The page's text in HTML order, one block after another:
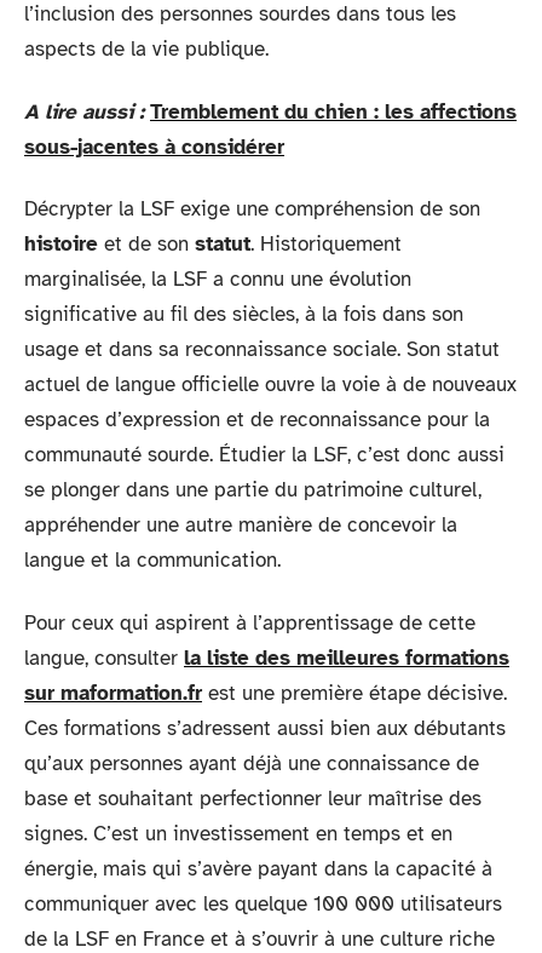
l’inclusion des personnes sourdes dans tous les
aspects de la vie publique.
A lire aussi : Tremblement du chien : les affections
sous-jacentes à considérer
Décrypter la LSF exige une compréhension de son
histoire et de son statut. Historiquement
marginalisée, la LSF a connu une évolution
significative au fil des siècles, à la fois dans son
usage et dans sa reconnaissance sociale. Son statut
actuel de langue officielle ouvre la voie à de nouveaux
espaces d’expression et de reconnaissance pour la
communauté sourde. Étudier la LSF, c’est donc aussi
se plonger dans une partie du patrimoine culturel,
appréhender une autre manière de concevoir la
langue et la communication.
Pour ceux qui aspirent à l’apprentissage de cette
langue, consulter la liste des meilleures formations
sur maformation.fr est une première étape décisive.
Ces formations s’adressent aussi bien aux débutants
qu’aux personnes ayant déjà une connaissance de
base et souhaitant perfectionner leur maîtrise des
signes. C’est un investissement en temps et en
énergie, mais qui s’avère payant dans la capacité à
communiquer avec les quelque 100 000 utilisateurs
de la LSF en France et à s’ouvrir à une culture riche